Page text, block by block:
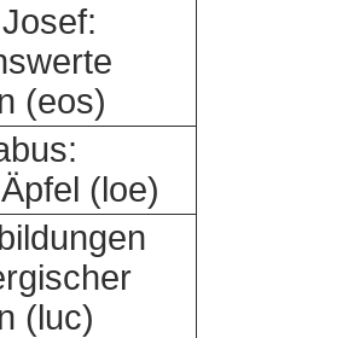
(eos)
(loe)
(luc)